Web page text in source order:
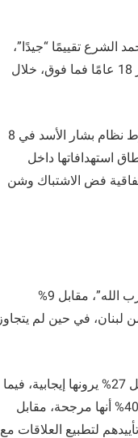
الانتقالي أحمد الشرع تقييمًا “جيدًا”،
مقابل 12% قيّموه سلبًا، فيما لم يحدد 19% رأيًا. وشمل الاستطلاع 260 سوريًا من عمر 18 عامًا فما فوق، خلال
ويشار إلى أن إدارة الرئيس الأمريكي دونالد ترامب أعربت عن دعمها للشرع بعد سقوط نظام بشار الأسد في 8
استهدافاتها داخل
فض الاشتباك وشن
وفي لبنان، أظهر استطلاع آخر شمل 252 مشاركًا أن 63% يؤيدون قرار نزع سلاح “حزب الله”، مقابل 9%
أن الحزب يضر بأمن لبنان، في حين لم يتجاوز
وبخلاف السوريين، رأى 39% من اللبنانيين أن العلاقة مع الولايات المتحدة سلبية، مقابل 27% يرونها إيجابية، فيما
بقي نحو ثلث المشاركين محايدين. وبخصوص فرص السلام بين إسرائيل ولبنان، اعتبر 40% أنها مرجحة، مقابل
لتطبيع العلاقات مع